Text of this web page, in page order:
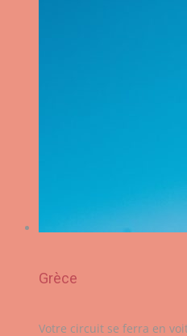
Grèce
Votre circuit se ferra en